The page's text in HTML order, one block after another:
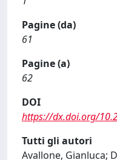
Pagine (da)
61
Pagine (a)
62
DOI
https://dx.doi.org/
Tutti gli autori
Avallone, Gianluca;